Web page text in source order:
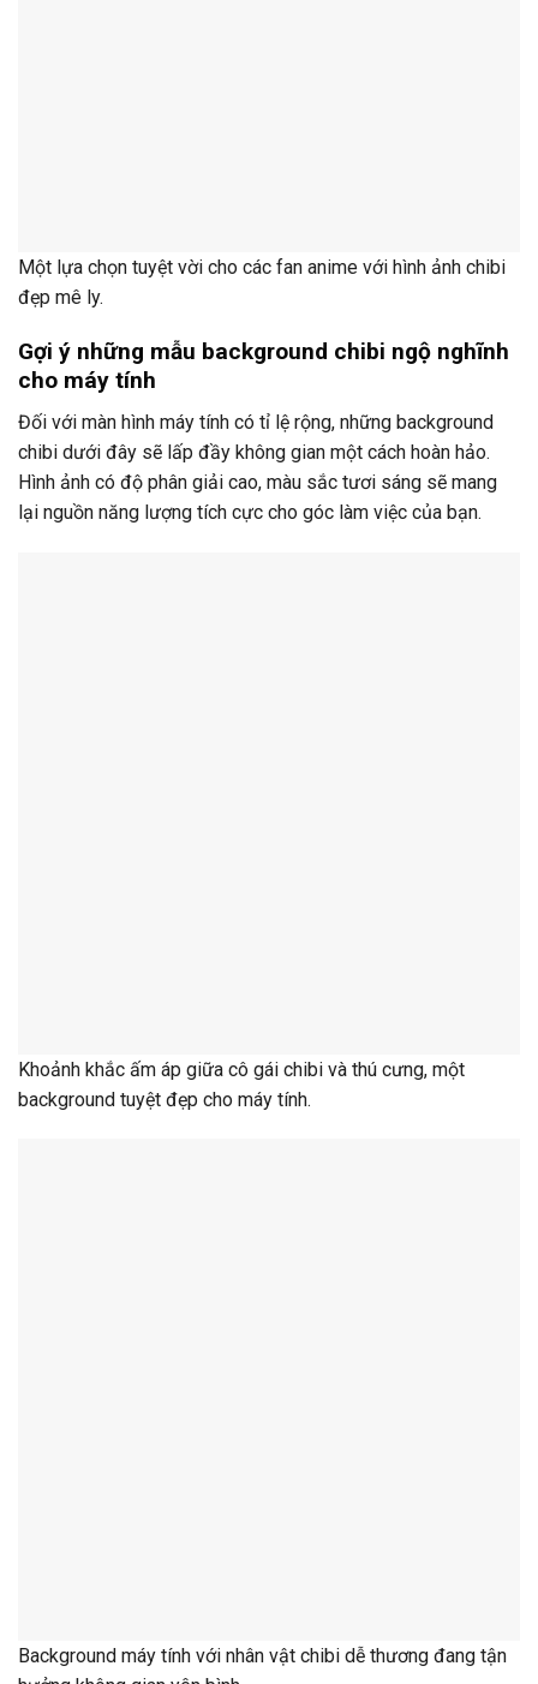
Một lựa chọn tuyệt vời cho các fan anime với hình ảnh chibi
đẹp mê ly.
Gợi ý những mẫu background chibi ngộ nghĩnh
cho máy tính
Đối với màn hình máy tính có tỉ lệ rộng, những background
chibi dưới đây sẽ lấp đầy không gian một cách hoàn hảo.
Hình ảnh có độ phân giải cao, màu sắc tươi sáng sẽ mang
lại nguồn năng lượng tích cực cho góc làm việc của bạn.
Khoảnh khắc ấm áp giữa cô gái chibi và thú cưng, một
background tuyệt đẹp cho máy tính.
Background máy tính với nhân vật chibi dễ thương đang tận